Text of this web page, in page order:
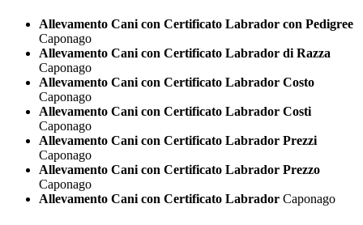
Allevamento Cani con Certificato Labrador con Pedigree
Caponago
Allevamento Cani con Certificato Labrador di Razza
Caponago
Allevamento Cani con Certificato Labrador Costo
Caponago
Allevamento Cani con Certificato Labrador Costi
Caponago
Allevamento Cani con Certificato Labrador Prezzi
Caponago
Allevamento Cani con Certificato Labrador Prezzo
Caponago
Allevamento Cani con Certificato Labrador Caponago